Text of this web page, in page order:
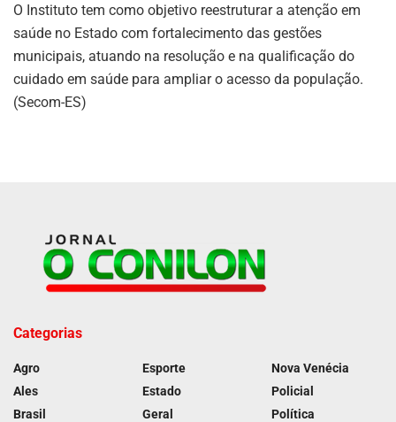
O Instituto tem como objetivo reestruturar a atenção em
saúde no Estado com fortalecimento das gestões
municipais, atuando na resolução e na qualificação do
cuidado em saúde para ampliar o acesso da população.
(Secom-ES)
Categorias
Agro
Ales
Brasil
Esporte
Estado
Geral
Nova Venécia
Policial
Política